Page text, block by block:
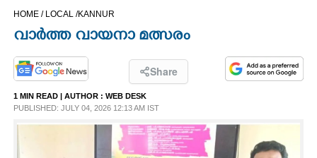
OPINION
PHOTOS
HOME / LOCAL /KANNUR
വാർത്ത വായനാ മത്സരം
Share
1 MIN READ | AUTHOR : WEB DESK
PUBLISHED: JULY 04, 2026 12:13 AM IST